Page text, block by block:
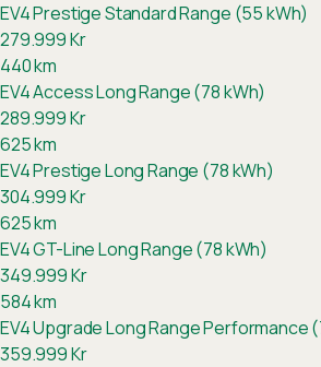
EV4 Prestige Standard Range (55 kWh)
279.999Kr
440km
EV4 Access Long Range (78 kWh)
289.999Kr
625km
EV4 Prestige Long Range (78 kWh)
304.999Kr
625km
EV4 GT-Line Long Range (78 kWh)
349.999Kr
584km
EV4 Upgrade Long Range Performance
359.999Kr